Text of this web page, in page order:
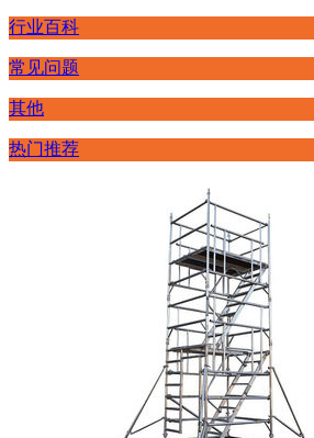
行业百科
常见问题
其他
热门推荐